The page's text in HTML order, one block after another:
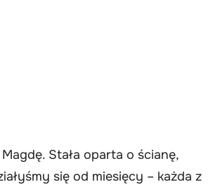
Stała oparta o ścianę,
się od miesięcy – każda z